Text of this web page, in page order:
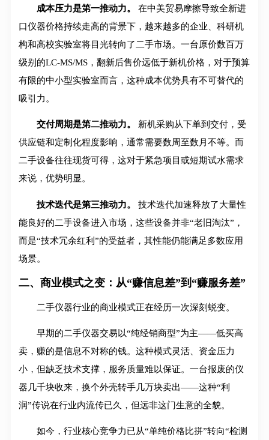
成本压力是第一推动力。
在中美贸易摩擦导致全新进
口仪器价格持续走高的背景下，越来越多的企业、科研机
构和高校实验室将目光转向了二手市场。一台原价数百万
级别的LC-MS/MS，翻新后售价远低于新机价格，对于预算
有限的中小型实验室而言，这种成本优势具有不可替代的
吸引力。
交付周期是第二推动力。
新机采购从下单到交付，受
供应链和定制化程度影响，通常需要数周至数月不等。而
二手设备往往现货可得，这对于紧急项目或短期试水需求
来说，优势明显。
技术迭代是第三推动力。
技术迭代加速释放了大量性
能良好的二手设备进入市场，这些设备并非“老旧淘汰”，
而是“技术冗余红利”的受益者，其性能仍能满足多数应用
场景。
二、商业模式之变：从“赚信息差”到“赚服务差”
二手仪器行业的商业模式正在经历一次深刻蜕变。
早期的二手仪器交易以“纯经销商型”为主——低买高
卖，赚的是信息不对称的钱。这种模式灵活、资金压力
小，但缺乏技术支撑，服务质量难以保证。一台报废的仪
器几千块收来，换个外壳转手几万块卖出——这种“利
润”传说在行业内流传已久，但远非这门生意的全貌。
如今，行业核心竞争力已从“单纯价格比拼”转向“检测